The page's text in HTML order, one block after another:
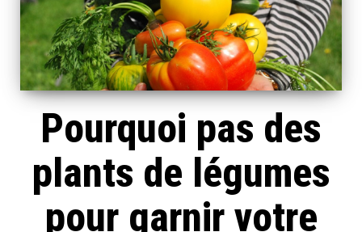
Pourquoi pas des
plants de légumes
pour garnir votre